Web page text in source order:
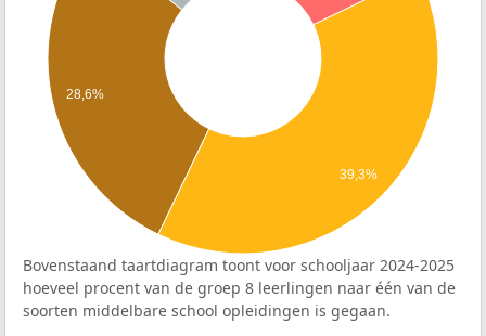
28,6%
39,3%
Bovenstaand taartdiagram toont voor schooljaar 2024-2025
hoeveel procent van de groep 8 leerlingen naar één van de
soorten middelbare school opleidingen is gegaan.